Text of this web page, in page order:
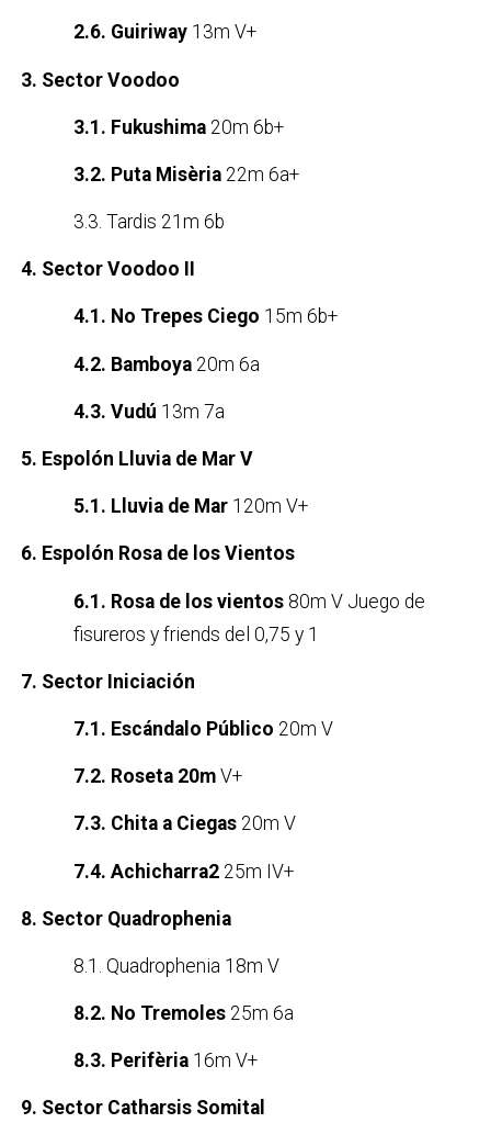
2.6. Guiriway13m V+
3. Sector Voodoo
3.1. Fukushima 20m 6b+
3.2. Puta Misèria22m 6a+
3.3. Tardis 21m 6b
4. Sector Voodoo II
4.1. No Trepes Ciego 15m 6b+
4.2. Bamboya20m 6a
4.3. Vudú 13m 7a
5. Espolón Lluvia de Mar V
5.1. Lluvia de Mar120m V+
6. Espolón Rosa de los Vientos
6.1. Rosa de los vientos 80m V Juego de
fisureros y friends del 0,75 y 1
7. Sector Iniciación
7.1. Escándalo Público 20m V
7.2. Roseta 20m V+
7.3. Chita a Ciegas20m V
7.4. Achicharra225m IV+
8. Sector Quadrophenia
8.1. Quadrophenia 18m V
8.2. No Tremoles25m 6a
8.3. Perifèria16m V+
9. Sector Catharsis Somital